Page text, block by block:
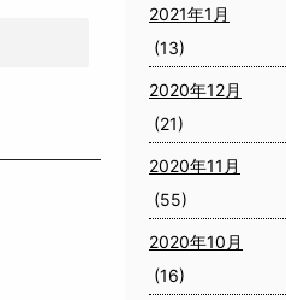
2021年1月
(13)
2020年12月
(21)
2020年11月
(55)
2020年10月
(16)